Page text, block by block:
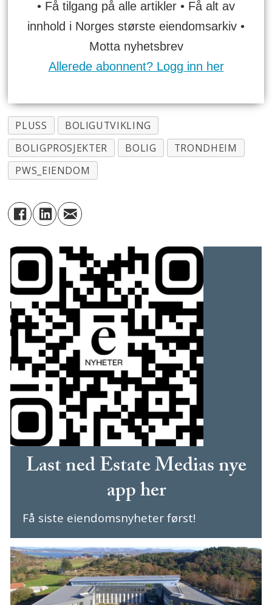
• Få tilgang på alle artikler • Få alt av
innhold i Norges største eiendomsarkiv •
Motta nyhetsbrev
Allerede abonnent? Logg inn her
PLUSS
BOLIGUTVIKLING
BOLIGPROSJEKTER
BOLIG
TRONDHEIM
PWS_EIENDOM
Last ned Estate Medias nye
app her
Få siste eiendomsnyheter først!